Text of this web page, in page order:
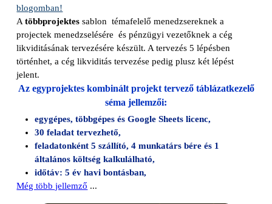
blogomban!
Atöbbprojektes sablon témafelelő menedzsereknek a
projectek menedzselésére és pénzügyi vezetőknek a cég
likviditásának tervezésére készült. A tervezés 5 lépésben
történhet, a cég likviditás tervezése pedig plusz két lépést
jelent.
Az egyprojektes kombinált projekt tervező táblázatkezelő
séma jellemzői:
egygépes, többgépes és Google Sheets licenc,
30 feladat tervezhető,
feladatonként 5 szállító, 4 munkatárs bére és 1
általános költség kalkulálható,
időtáv: 5 év havi bontásban,
Még több jellemző ...